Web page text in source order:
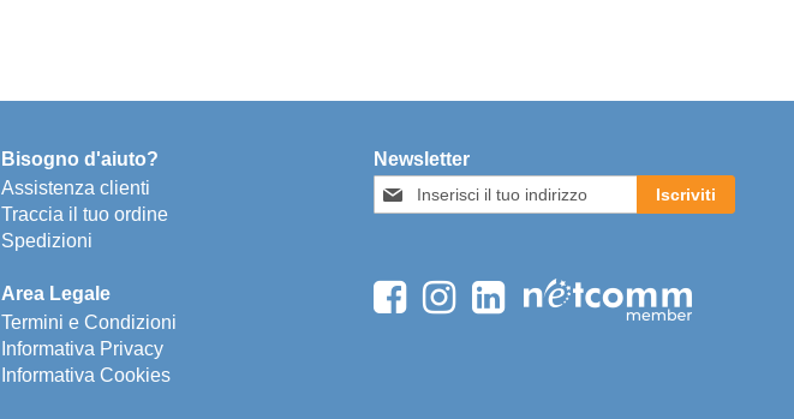
Bisogno d'aiuto?
Assistenza clienti
Traccia il tuo ordine
Spedizioni
Area Legale
Termini e Condizioni
Informativa Privacy
Informativa Cookies
Newsletter
Iscriviti
alla
Iscriviti